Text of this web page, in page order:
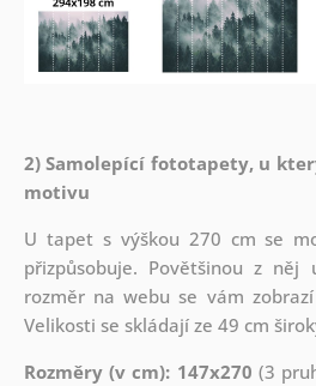
2) Samolepící fototapety, u
motivu
U tapet s výškou 270 cm se
přizpůsobuje. Povětšinou z něj
rozměr na webu se vám
Velikosti se skládají ze 49 cm
Rozměry (v cm): 147x270 (3